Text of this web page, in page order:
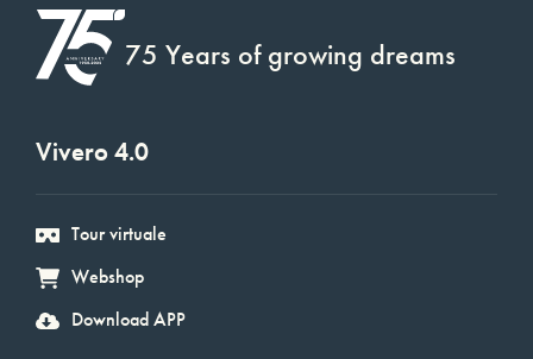
75 Years of growing dreams
Vivero 4.0
Tour virtuale
Webshop
Download APP